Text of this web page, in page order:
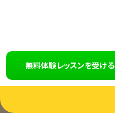
無料体験レッスンを受ける